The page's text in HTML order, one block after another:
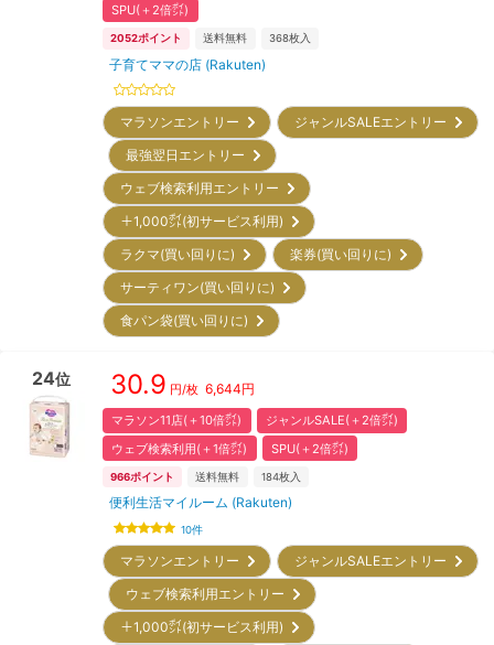
SPU(＋2倍㌽)
2052ポイント 送料無料 368枚入
子育てママの店 (Rakuten)
マラソンエントリー
ジャンルSALEエントリー
最強翌日エントリー
ウェブ検索利用エントリー
＋1,000㌽(初サービス利用)
ラクマ(買い回りに)
楽券(買い回りに)
サーティワン(買い回りに)
食パン袋(買い回りに)
24位 30.9 円/枚 6,644円
マラソン11店(＋10倍㌽)
ジャンルSALE(＋2倍㌽)
ウェブ検索利用(＋1倍㌽)
SPU(＋2倍㌽)
966ポイント 送料無料 184枚入
便利生活マイルーム (Rakuten)
10件
マラソンエントリー
ジャンルSALEエントリー
ウェブ検索利用エントリー
＋1,000㌽(初サービス利用)